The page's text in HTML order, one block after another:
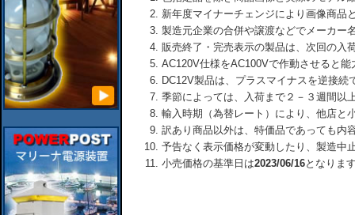
新年度マイナーチェンジにより画像商品
製造元企業の合併や譲渡などでメーカー
販売終了・完売表示の製品は、次回の入
AC120V仕様をAC100Vで作動させると
DC12V製品は、プラスマイナスを逆接
季節によっては、入荷まで２－３週間以
輸入時期（為替レート）により、他店と
訳あり商品以外は、特価品であっても内
予告なく表示価格が変動したり、製造中
小売価格の基準日は2023/06/16となりま